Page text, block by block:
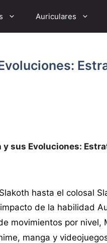
Auriculares
sus Evoluciones:
hasta el colosal
de la habilidad
movimientos por nivel,
manga y